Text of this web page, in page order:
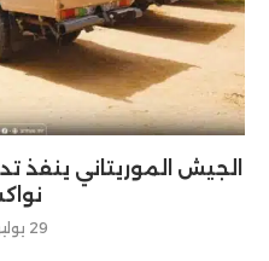
الجيش الموريتاني ينفذ
29 يوليو 2026